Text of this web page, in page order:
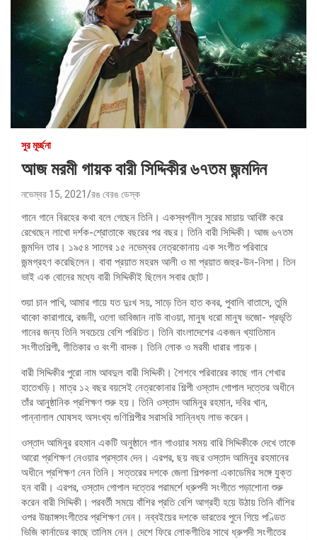
সুর মূর্চ্ছনা
আজ মরমী গায়ক বারী সিদ্দিকীর ৬৭তম জন্মদিন
নভেম্বর 15, 2021 রঙ বেরঙ ডেস্ক
গানে গানে বিরহের কথা বলে গেছেন তিনি। একস্বপ্নীল সুরের মায়ায় আবিষ্ট করে
রেখেছেন লাখো দর্শক-শ্রোতাকে বছরের পর বছর। তিনি বারী সিদ্দিকী। আজ ৬৭তম
জন্মদিন তার। ১৯৫৪ সালের ১৫ নভেম্বর নেত্রকোনায় এক সংগীত পরিবারে
জন্মগ্রহণ করেছিলেন। বাবা প্রয়াত মহরম আলী ও মা প্রয়াত জহুর-উন-নিসা। তিন
ভাই এক বোনের মধ্যে বারী সিদ্দিকীই ছিলেন সবার ছোট।
শুয়া চান পাখি, আমার গায়ে যত দুঃখ সয়, সাড়ে তিন হাত কবর, পুবালি বাতাসে, তুমি
থাকো কারাগারে, রজনী, ওলো ভাবিজান নাউ বাওয়া, মানুষ ধরো মানুষ ভজো- প্রভৃতি
গানের জন্য তিনি সবচেয়ে বেশি পরিচিত। তিনি বাংলাদেশের একজন খ্যাতিমান
সংগীতশিল্পী, গীতিকার ও বংশী বাদক। তিনি লোক ও মরমী ধারার গায়ক।
বারী সিদ্দিকীর পুরো নাম আবদুল বারী সিদ্দিকী। শৈশবে পরিবারের কাছে গান শেখার
হাতেখড়ি। মাত্র ১২ বছর বয়সেই নেত্রকোনার শিল্পী ওস্তাদ গোপাল দত্তের অধীনে
তাঁর আনুষ্ঠানিক প্রশিক্ষণ শুরু হয়। তিনি ওস্তাদ আমিনুর রহমান, দবির খান,
পান্নালাল ঘোষসহ অসংখ্য গুণিশিল্পীর সরাসরি সান্নিধ্য লাভ করেন।
ওস্তাদ আমিনুর রহমান একটি অনুষ্ঠানে গান গাওয়ার সময় বারি সিদ্দিকীকে দেখে তাকে
আরো প্রশিক্ষণ নেওয়ার প্রস্তাব দেন। এরপর, ছয় বছর ওস্তাদ আমিনুর রহমানের
অধীনে প্রশিক্ষণ নেন তিনি। সত্তরের দশকে জেলা শিল্পকলা একাডেমির সঙ্গে যুক্ত
হন বারী। এরপর, ওস্তাদ গোপাল দত্তের পরামর্শে ধ্রুপদী সংগীতে পড়াশোনা শুরু
করেন বারী সিদ্দিকী। পরবর্তী সময়ে বাঁশির প্রতি বেশি আগ্রহী হয়ে উঠায় তিনি বাঁশির
ওপর উচ্চাঙ্গসংগীতের প্রশিক্ষণ নেন। নব্বইয়ের দশকে ভারতের পুনে গিয়ে পণ্ডিত
ভিজি কার্নাডের কাছে তালিম নেন। দেশে ফিরে লোকগীতির সাথে ধ্রুপদী সংগীতের